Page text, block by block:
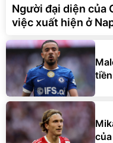
Người đại diện của
việc xuất hiện ở